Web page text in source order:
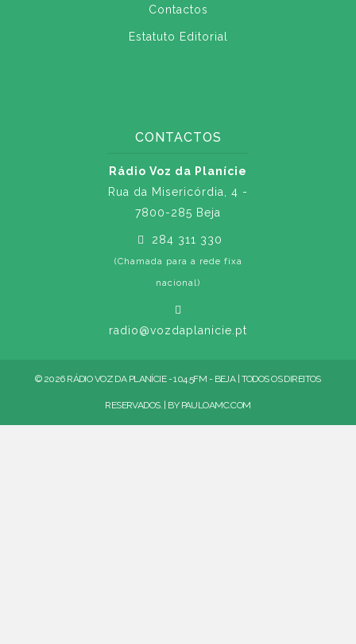
Contactos
Estatuto Editorial
CONTACTOS
Rádio Voz da Planície
Rua da Misericórdia, 4 -
7800-285 Beja
284 311 330
(Chamada para a rede fixa
nacional)
radio@vozdaplanicie.pt
© 2026 RÁDIO VOZ DA PLANÍCIE - 104.5FM - BEJA | TODOS OS DIREITOS
RESERVADOS. | BY PAULOAMC.COM